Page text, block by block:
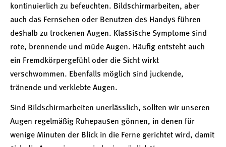
kontinuierlich zu befeuchten. Bildschirmarbeiten, aber
auch das Fernsehen oder Benutzen des Handys führen
deshalb zu trockenen Augen. Klassische Symptome sind
rote, brennende und müde Augen. Häufig entsteht auch
ein Fremdkörpergefühl oder die Sicht wirkt
verschwommen. Ebenfalls möglich sind juckende,
tränende und verklebte Augen.
Sind Bildschirmarbeiten unerlässlich, sollten wir unseren
Augen regelmäßig Ruhepausen gönnen, in denen für
wenige Minuten der Blick in die Ferne gerichtet wird, damit